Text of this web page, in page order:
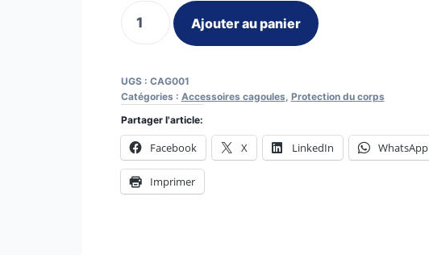
de
soudage
ignifugée
Fire
Fox
Ajouter au panier
UGS : CAG001
Catégories : Accessoires cagoules, Protection du corps
Partager l'article:
Facebook X LinkedIn WhatsApp
Imprimer